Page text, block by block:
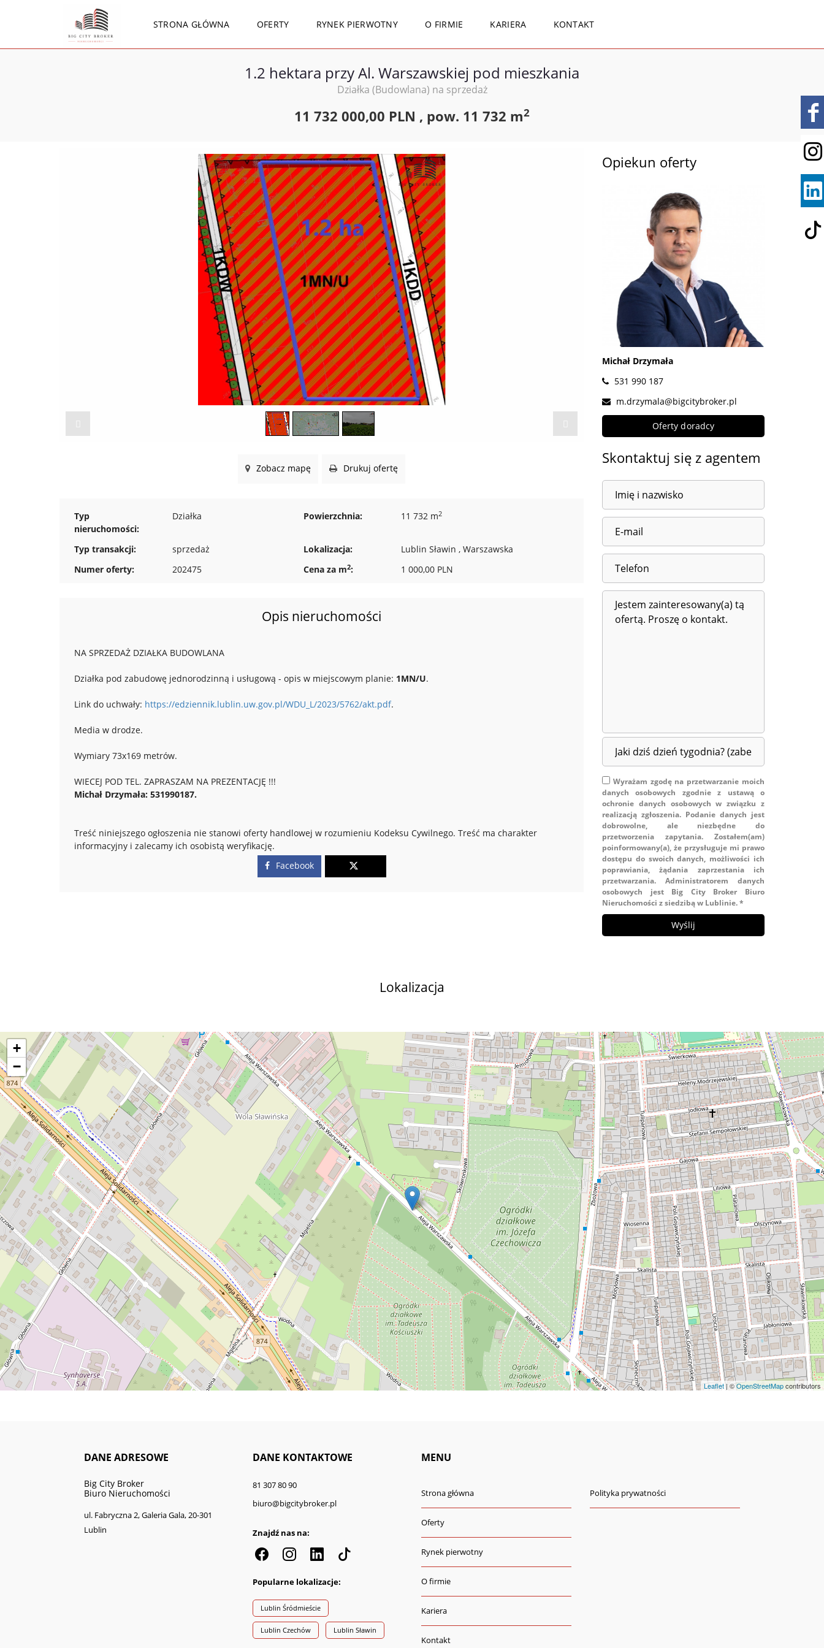
STRONA GŁÓWNA OFERTY RYNEK PIERWOTNY O FIRMIE KARIERA KONTAKT
1.2 hektara przy Al. Warszawskiej pod mieszkania
Działka (Budowlana) na sprzedaż
11 732 000,00 PLN , pow. 11 732 m2
Zobacz mapę Drukuj ofertę
Typ
nieruchomości:
Działka Powierzchnia: 11 732 m2
Typ transakcji: sprzedaż Lokalizacja:
Lublin Sławin , Warszawska
Numer oferty:
202475 Cena za m2: 1 000,00 PLN
Opis nieruchomości
NA SPRZEDAŻ DZIAŁKA BUDOWLANA
Działka pod zabudowę jednorodzinną i usługową - opis w miejscowym planie: 1MN/U.
Link do uchwały: https://edziennik.lublin.uw.gov.pl/WDU_L/2023/5762/akt.pdf.
Media w drodze.
Wymiary 73x169 metrów.
WIECEJ POD TEL. ZAPRASZAM NA PREZENTACJĘ !!!
Michał Drzymała: 531990187.
Treść niniejszego ogłoszenia nie stanowi oferty handlowej w rozumieniu Kodeksu Cywilnego. Treść ma charakter
informacyjny i zalecamy ich osobistą weryfikację.
Facebook
Opiekun oferty
Michał Drzymała
531 990 187
m.drzymala@bigcitybroker.pl
Oferty doradcy
Skontaktuj się z agentem
Wyrażam zgodę na przetwarzanie moich
danych osobowych zgodnie z ustawą o
ochronie danych osobowych w związku z
realizacją zgłoszenia. Podanie danych jest
dobrowolne, ale niezbędne do
przetworzenia zapytania. Zostałem(am)
poinformowany(a), że przysługuje mi prawo
dostępu do swoich danych, możliwości ich
poprawiania, żądania zaprzestania ich
przetwarzania. Administratorem danych
osobowych jest Big City Broker Biuro
Nieruchomości z siedzibą w Lublinie. *
Lokalizacja
+
−
Leaflet| ©OpenStreetMapcontributors
DANE ADRESOWE
Big City Broker
Biuro Nieruchomości
ul. Fabryczna 2, Galeria Gala, 20-301
Lublin
DANE KONTAKTOWE
81 307 80 90
biuro@bigcitybroker.pl
Znajdź nas na:
Popularne lokalizacje:
Lublin Śródmieście
Lublin Czechów Lublin Sławin
MENU
Strona główna
Oferty
Rynek pierwotny
O firmie
Kariera
Kontakt
Polityka prywatności